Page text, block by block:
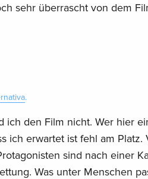
sehr überrascht von dem
.
ich den Film nicht. Wer hier
ich erwartet ist fehl am
sind nach einer
Was unter Menschen